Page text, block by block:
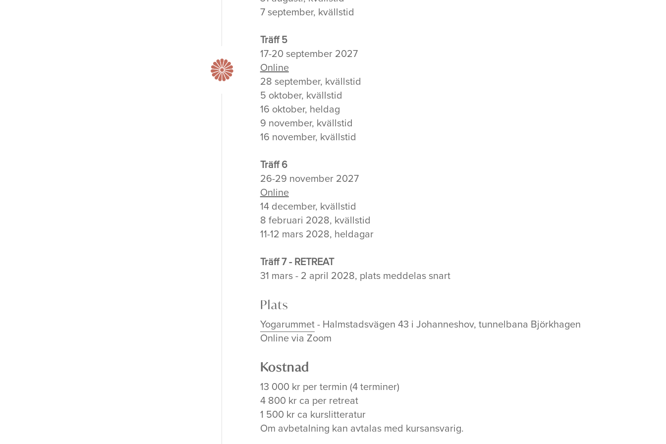
7 september, kvällstid
Träff 5
17-20 september 2027
Online
28 september, kvällstid
5 oktober, kvällstid
16 oktober, heldag
9 november, kvällstid
16 november, kvällstid
Träff 6
26-29 november 2027
Online
14 december, kvällstid
8 februari 2028, kvällstid
11-12 mars 2028, heldagar
Träff 7 - RETREAT
31 mars - 2 april 2028, plats meddelas snart
Plats
Yogarummet- Halmstadsvägen 43 i Johanneshov, tunnelbana Björkhagen
Online via Zoom
Kostnad
13 000 kr per termin (4 terminer)
4 800 kr ca per retreat
1 500 kr ca kurslitteratur
Om avbetalning kan avtalas med kursansvarig.